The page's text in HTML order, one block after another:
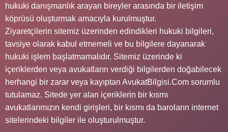
hukuki danışmanlık arayan bireyler arasında bir iletişim
köprüsü oluşturmak amacıyla kurulmuştur.
Ziyaretçilerin sitemiz üzerinden edindikleri hukuki bilgileri,
tavsiye olarak kabul etmemeli ve bu bilgilere dayanarak
hukuki işlem başlatmamalıdır. Sitemiz üzerinde ki
içeriklerden veya avukatların verdiği bilgilerden doğabilecek
herhangi bir zarar veya kayıptan AvukatBilgisi.Com sorumlu
tutulamaz. Sitede yer alan içeriklerin bir kısmı
avukatlarımızın kendi girişleri, bir kısmı da baroların internet
sitelerindeki bilgiler ile oluşturulmuştur.